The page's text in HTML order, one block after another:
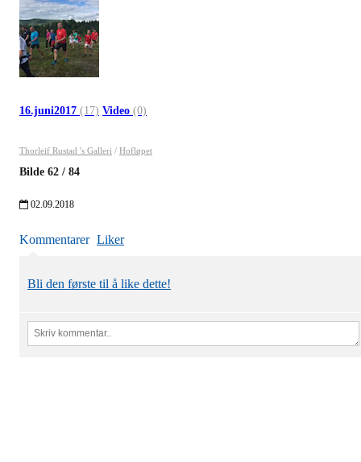
16.juni2017 (17) Video (0)
Thorleif Rustad 's Galleri / Hofløpet
Bilde 62 / 84
02.09.2018
Kommentarer Liker
Bli den første til å like dette!